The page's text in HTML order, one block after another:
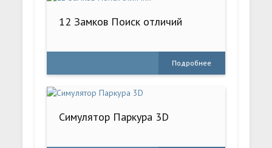
12 Замков Поиск отличий
Подробнее
Симулятор Паркура 3D